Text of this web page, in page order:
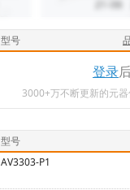
型号
登录
3000+万不断更新的元
型号
AV3303-P1